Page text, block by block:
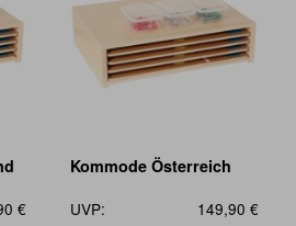
€
Kommode Österreich
UVP:
149,90 €